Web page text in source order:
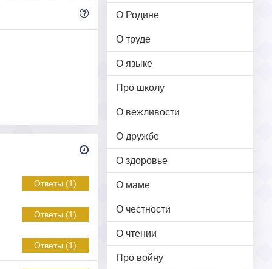
О Родине
О труде
О языке
Про школу
О вежливости
О дружбе
О здоровье
О маме
О честности
О чтении
Про войну
Ответы (1)
Ответы (1)
Ответы (1)